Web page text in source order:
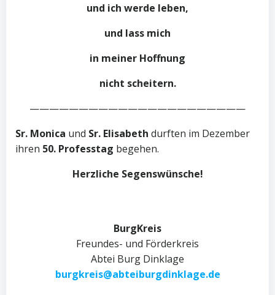
und ich werde leben,
und lass mich
in meiner Hoffnung
nicht scheitern.
——————————————————————
Sr. Monica und Sr. Elisabeth durften im Dezember
ihren 50. Professtag begehen.
Herzliche Segenswünsche!
BurgKreis
Freundes- und Förderkreis
Abtei Burg Dinklage
burgkreis@abteiburgdinklage.de